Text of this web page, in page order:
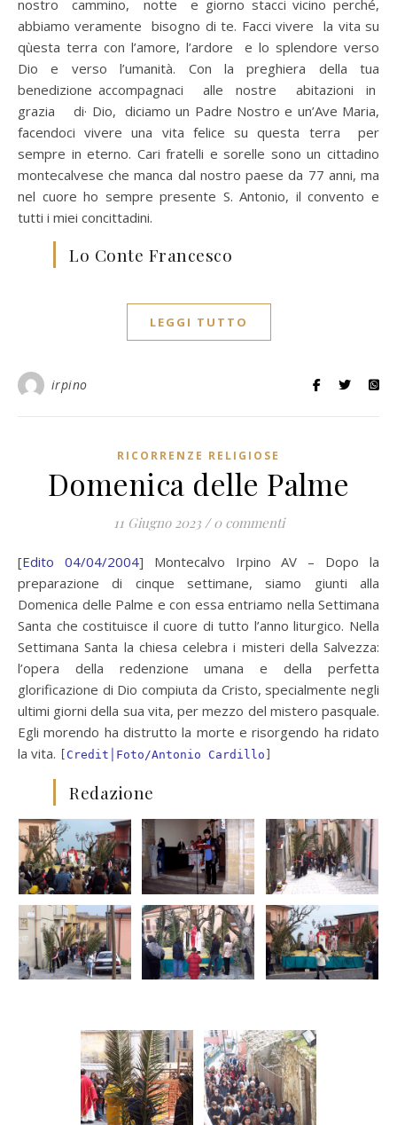
nostro cammino, notte e giorno stacci vicino perché,
abbiamo veramente bisogno di te. Facci vivere la vita su
qùesta terra con l’amore, l’ardore e lo splendore verso
Dio e verso l’umanità. Con la preghiera della tua
benedizione accompagnaci alle nostre abitazioni in
grazia di· Dio, diciamo un Padre Nostro e un’Ave Maria,
facendoci vivere una vita felice su questa terra per
sempre in eterno. Cari fratelli e sorelle sono un cittadino
montecalvese che manca dal nostro paese da 77 anni, ma
nel cuore ho sempre presente S. Antonio, il convento e
tutti i miei concittadini.
Lo Conte Francesco
LEGGI TUTTO
irpino
RICORRENZE RELIGIOSE
Domenica delle Palme
11 Giugno 2023 / 0 commenti
[ Edito 04/04/2004] Montecalvo Irpino AV – Dopo
la
preparazione di cinque settimane, siamo giunti alla
Domenica delle Palme e con essa entriamo nella Settimana
Santa che costituisce il cuore di tutto l’anno liturgico. Nella
Settimana Santa la chiesa celebra i misteri della Salvezza:
l’opera della redenzione umana e della perfetta
glorificazione di Dio compiuta da Cristo, specialmente negli
ultimi giorni della sua vita, per mezzo del mistero pasquale.
Egli morendo ha distrutto la morte e risorgendo ha ridato
la vita.
Credit│Foto/Antonio Cardillo
Redazione